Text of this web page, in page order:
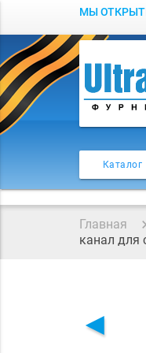
МЫ
Каталог
Главная
канал для
◄